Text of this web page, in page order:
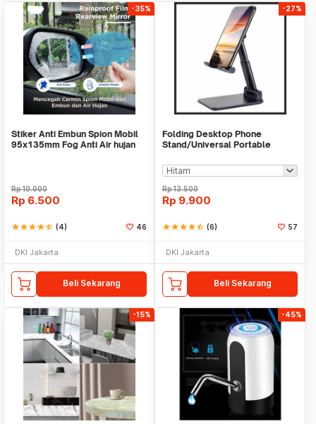
-35%
Stiker Anti Embun Spion Mobil
95x135mm Fog Anti Air hujan
Rp10.000
Rp 6.500
starstarstarstarstar_half (4) 46
DKI Jakarta
Beli Sekarang
-27%
Folding Desktop Phone
Stand/Universal Portable
Rp13.500
Rp 9.900
starstarstarstarstar_half (6) 57
DKI Jakarta
Beli Sekarang
-15% -45%